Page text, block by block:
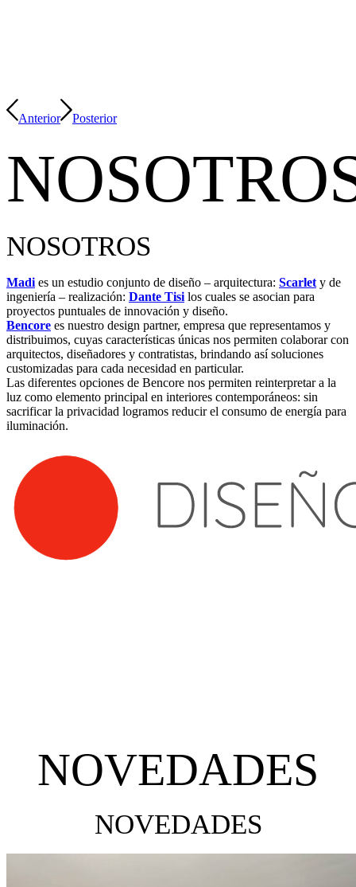
Anterior Posterior
NOSOTROS
Madi es un estudio conjunto de diseño – arquitectura: Scarlet y de
ingeniería – realización: Dante Tisi los cuales se asocian para
proyectos puntuales de innovación y diseño.
Bencore es nuestro design partner, empresa que representamos y
distribuimos, cuyas características únicas nos permiten colaborar con
arquitectos, diseñadores y contratistas, brindando así soluciones
customizadas para cada necesidad en particular.
Las diferentes opciones de Bencore nos permiten reinterpretar a la
luz como elemento principal en interiores contemporáneos: sin
sacrificar la privacidad logramos reducir el consumo de energía para
iluminación.
NOVEDADES
NOVEDADES